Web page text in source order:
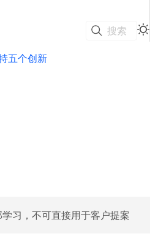
搜索
五个创新
学习，不可直接用于客户提案